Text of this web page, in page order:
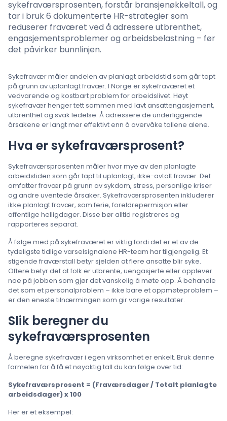
sykefraværsprosenten, forstår bransjenøkkeltall, og
tar i bruk 6 dokumenterte HR-strategier som
reduserer fraværet ved å adressere utbrenthet,
engasjementsproblemer og arbeidsbelastning – før
det påvirker bunnlinjen.
Sykefravær måler andelen av planlagt arbeidstid som går tapt
på grunn av uplanlagt fravær. I Norge er sykefraværet et
vedvarende og kostbart problem for arbeidslivet. Høyt
sykefravær henger tett sammen med lavt ansattengasjement,
utbrenthet og svak ledelse. Å adressere de underliggende
årsakene er langt mer effektivt enn å overvåke tallene alene.
Hva er sykefraværsprosent?
Sykefraværsprosenten måler hvor mye av den planlagte
arbeidstiden som går tapt til uplanlagt, ikke-avtalt fravær. Det
omfatter fravær på grunn av sykdom, stress, personlige kriser
og andre uventede årsaker. Sykefraværsprosenten inkluderer
ikke planlagt fravær, som ferie, foreldrepermisjon eller
offentlige helligdager. Disse bør alltid registreres og
rapporteres separat.
Å følge med på sykefraværet er viktig fordi det er et av de
tydeligste tidlige varselsignalene HR-team har tilgjengelig. Et
stigende fraværstall betyr sjelden at flere ansatte blir syke.
Oftere betyr det at folk er utbrente, uengasjerte eller opplever
noe på jobben som gjør det vanskelig å møte opp. Å behandle
det som et personalproblem – ikke bare et oppmøteproblem –
er den eneste tilnærmingen som gir varige resultater.
Slik beregner du
sykefraværsprosenten
Å beregne sykefravær i egen virksomhet er enkelt. Bruk denne
formelen for å få et nøyaktig tall du kan følge over tid:
Sykefraværsprosent = (Fraværsdager / Totalt planlagte
arbeidsdager) x 100
Her er et eksempel: